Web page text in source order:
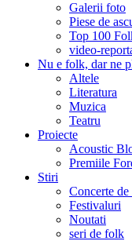
Galerii foto
Piese de
Top 100
video-
Nu e folk, dar ne
Altele
Literatura
Muzica
Teatru
Proiecte
Acoustic
Premiile
Stiri
Concerte de
Festivaluri
Noutati
seri de folk